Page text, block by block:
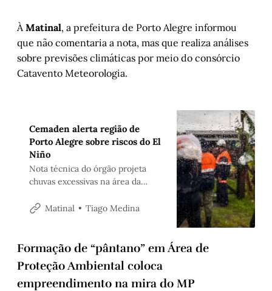
À Matinal, a prefeitura de Porto Alegre informou
que não comentaria a nota, mas que realiza análises
sobre previsões climáticas por meio do consórcio
Catavento Meteorologia.
Cemaden alerta região de
Porto Alegre sobre riscos do El
Niño
Nota técnica do órgão projeta
chuvas excessivas na área da
semestre. Documento ressalta
população
Matinal Tiago Medina
Formação de “pântano” em Área de
Proteção Ambiental coloca
empreendimento na mira do MP